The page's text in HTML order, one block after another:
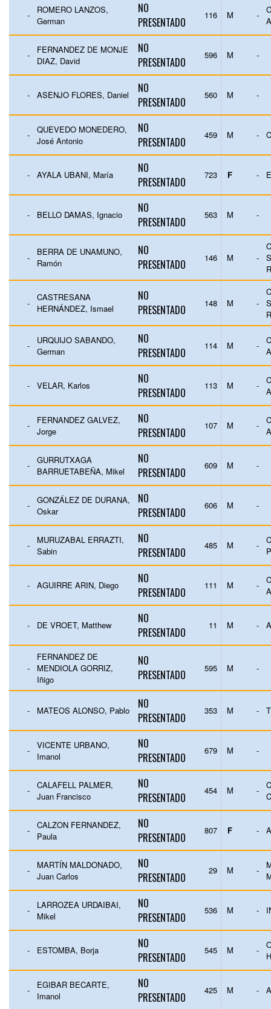
-
ROMERO LANZOS,
German
NO
PRESENTADO
116 M -
-
FERNANDEZ DE MONJE
DIAZ, David
NO
PRESENTADO
596 M -
- ASENJO FLORES, Daniel
NO
PRESENTADO
560 M -
-
QUEVEDO MONEDERO,
José Antonio
NO
PRESENTADO
459 M -
- AYALA UBANI, María
NO
PRESENTADO
723 F -
- BELLO DAMAS, Ignacio
NO
PRESENTADO
563 M -
-
BERRA DE UNAMUNO,
Ramón
NO
PRESENTADO
146 M -
-
CASTRESANA
HERNÁNDEZ, Ismael
NO
PRESENTADO
148 M -
-
URQUIJO SABANDO,
German
NO
PRESENTADO
114 M -
- VELAR, Karlos
NO
PRESENTADO
113 M -
-
FERNANDEZ GALVEZ,
Jorge
NO
PRESENTADO
107 M -
-
GURRUTXAGA
BARRUETABEÑA, Mikel
NO
PRESENTADO
609 M -
-
GONZÁLEZ DE DURANA,
Oskar
NO
PRESENTADO
606 M -
-
MURUZABAL ERRAZTI,
Sabin
NO
PRESENTADO
485 M -
- AGUIRRE ARIN, Diego
NO
PRESENTADO
111 M -
- DE VROET, Matthew
NO
PRESENTADO
11 M -
-
FERNANDEZ DE
MENDIOLA GORRIZ,
Iñigo
NO
PRESENTADO
595 M -
- MATEOS ALONSO, Pablo
NO
PRESENTADO
353 M -
-
VICENTE URBANO,
Imanol
NO
PRESENTADO
679 M -
-
CALAFELL PALMER,
Juan Francisco
NO
PRESENTADO
454 M -
-
CALZON FERNANDEZ,
Paula
NO
PRESENTADO
807 F -
-
MARTÍN MALDONADO,
Juan Carlos
NO
PRESENTADO
29 M -
-
LARROZEA URDAIBAI,
Mikel
NO
PRESENTADO
536 M -
- ESTOMBA, Borja
NO
PRESENTADO
545 M -
-
EGIBAR BECARTE,
Imanol
NO
PRESENTADO
425 M -